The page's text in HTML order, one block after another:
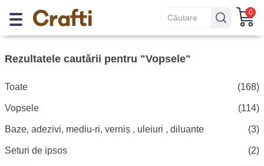
0
Rezultatele cautării pentru "Vopsele"
Toate (168)
Vopsele (114)
Baze, adezivi, mediu-ri, verniș , uleiuri , diluante (3)
Seturi de ipsos (2)